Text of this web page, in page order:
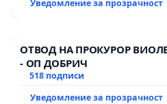
Уведомление за прозрачност
ОТВОД НА ПРОКУРОР
- ОП ДОБРИЧ
518 подписи
Уведомление за прозрачност